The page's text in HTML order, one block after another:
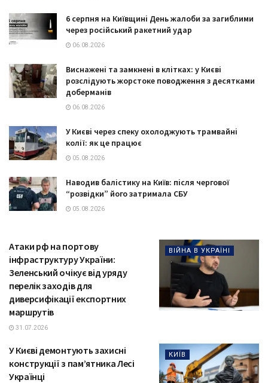
6 серпня на Київщині День жалоби за загиблими
через російський ракетний удар
06.08.2026
Виснажені та замкнені в клітках: у Києві
розслідують жорстоке поводження з десятками
доберманів
06.08.2026
У Києві через спеку охолоджують трамвайні
колії: як це працює
05.08.2026
Наводив балістику на Київ: після чергової
“розвідки” його затримала СБУ
05.08.2026
ВІЙНА В УКРАЇНІ
Атаки рф на портову
інфраструктуру України:
Зеленський очікує від уряду
перелік заходів для
диверсифікації експортних
маршрутів
31.07.2026
КИЇВ
У Києві демонтують захисні
конструкції з пам’ятника Лесі
Українці